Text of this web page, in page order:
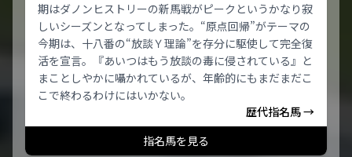
期はダノンヒストリーの新馬戦がピークというかなり寂
しいシーズンとなってしまった。“原点回帰”がテーマの
今期は、十八番の“放談Ｙ理論”を存分に駆使して完全復
活を宣言。『あいつはもう放談の毒に侵されている』と
まことしやかに囁かれているが、年齢的にもまだまだこ
こで終わるわけにはいかない。
歴代指名馬 →
指名馬を見る